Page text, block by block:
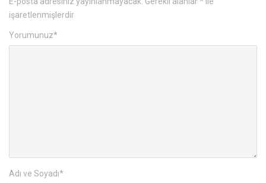
işaretlenmişlerdir
Yorumunuz*
Adı ve Soyadı*